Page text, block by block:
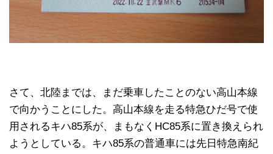
さて、北陸までは、まだ乗車したことのない高山本線
で向かうことにした。高山本線を走る特急ひだ号で使
用されるキハ85系が、まもなくHC85系に置き換えられ
ようとしている。キハ85系の普通車には先日特急南紀